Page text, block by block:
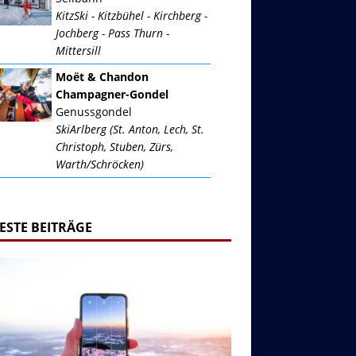
KitzSki - Kitzbühel - Kirchberg -
Jochberg - Pass Thurn -
Mittersill
Moët & Chandon
Champagner-Gondel
Genussgondel
SkiArlberg (St. Anton, Lech, St.
Christoph, Stuben, Zürs,
Warth/Schröcken)
BEITRÄGE